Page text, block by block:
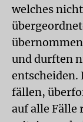
welches
und durften
entscheiden.
fällen,
auf alle Fälle